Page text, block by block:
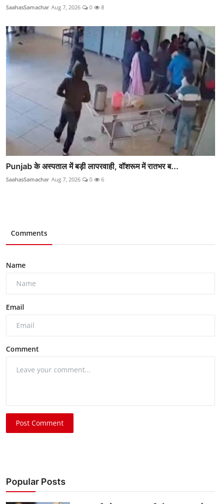
SaahasSamachar Aug 7, 2026 0 8
Punjab के अस्पताल में बड़ी लापरवाही, वॉशरूम में रातभर ब...
SaahasSamachar Aug 7, 2026 0 6
Comments
Name
Email
Comment
Post Comment
Popular Posts